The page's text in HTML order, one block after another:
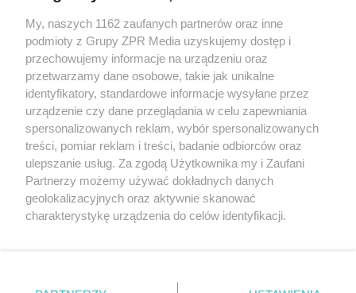
Żaden utwór zamieszczony w serwisie nie może być powielany i
rozpowszechniany lub dalej rozpowszechniany w jakikolwiek sposób (w
tym także elektroniczny lub mechaniczny) na jakimkolwiek polu
eksploatacji w jakiejkolwiek formie, włącznie z umieszczaniem w
Internecie bez pisemnej zgody właściciela praw. Jakiekolwiek użycie lub
wykorzystanie utworów w całości lub w części z naruszeniem prawa,
tzn. bez właściwej zgody, jest zabronione pod groźbą kary i może być
ścigane prawnie.
My, naszych 1162 zaufanych partnerów oraz inne
podmioty z Grupy ZPR Media uzyskujemy dostęp i
przechowujemy informacje na urządzeniu oraz
przetwarzamy dane osobowe, takie jak unikalne
identyfikatory, standardowe informacje wysyłane przez
urządzenie czy dane przeglądania w celu zapewniania
spersonalizowanych reklam, wybór spersonalizowanych
treści, pomiar reklam i treści, badanie odbiorców oraz
ulepszanie usług. Za zgodą Użytkownika my i Zaufani
Partnerzy możemy używać dokładnych danych
geolokalizacyjnych oraz aktywnie skanować
charakterystykę urządzenia do celów identyfikacji.
zmienić/wycofać klikając przycisk ustawień prywatności